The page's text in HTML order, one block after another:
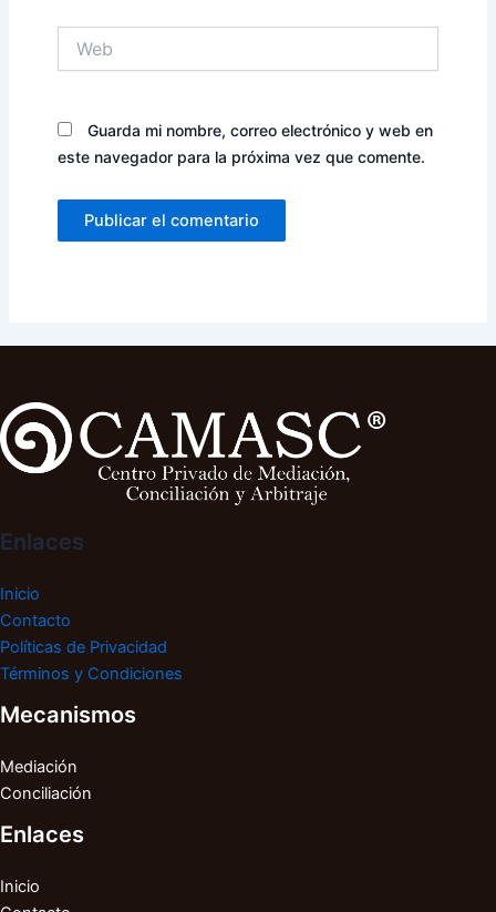
Guarda mi nombre, correo electrónico y web en
este navegador para la próxima vez que comente.
Enlaces
Inicio
Contacto
Políticas de Privacidad
Términos y Condiciones
Mecanismos
Mediación
Conciliación
Enlaces
Inicio